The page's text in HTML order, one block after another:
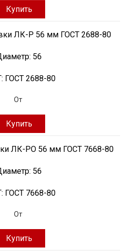
Купить
ЛК-Р 56 мм ГОСТ 2688-80
56
ГОСТ 2688-80
От
Купить
ЛК-РО 56 мм ГОСТ 7668-80
56
ГОСТ 7668-80
От
Купить